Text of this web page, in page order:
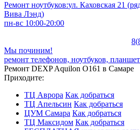
Ремонт ноутбуков:ул. Каховская 21
Вива Лэнд)
пн-вс 10:00-20:00
8(
Мы починим!
ремонт телефонов, ноутбуков,
Ремонт DEXP Aquilon O161 в Самаре
Приходите:
ТЦ Аврора Как добраться
ТЦ Апельсин Как добраться
ЦУМ Самара Как добраться
ТЦ Максидом Как добраться